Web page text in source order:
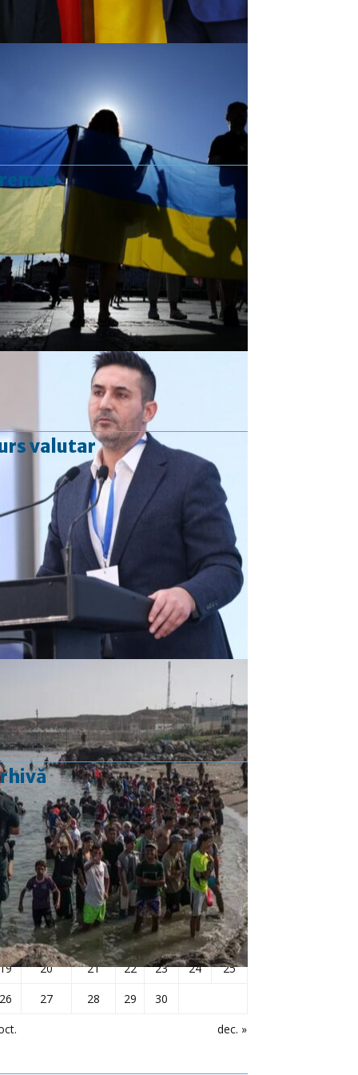
valutar
Curs valutar: 06 Aug 2026
EUR
: 5,2513 RON
+0,0024 ▲
USD: 4,5507 RON
+0,0027 ▲
CHF
: 5,6221 RON
+0,0011 ▲
GBP: 6,1236 RON
-0,0008 ▼
Convertor valutar
»
Rezultat:
noiembrie 2018
L Ma Mi J V S D
dec. »
1 2 3
4
5
6 7 8 9 10
11
13 14 15 16 17
18
20 21 22 23 24
25
26
27 28 29 30